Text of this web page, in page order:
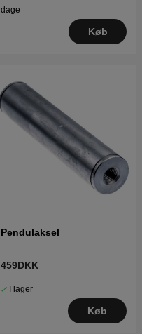
dage
Køb
Pendulaksel
459DKK
I lager
Køb